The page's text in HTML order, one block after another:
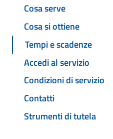
Cosa serve
Cosa si ottiene
Tempi e scadenze
Accedi al servizio
Condizioni di servizio
Contatti
Strumenti di tutela